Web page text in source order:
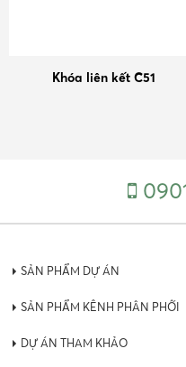
Khóa liên kết C51
SẢN PHẨM DỰ ÁN
SẢN PHẨM KÊNH PHÂN PHỐI
DỰ ÁN THAM KHẢO